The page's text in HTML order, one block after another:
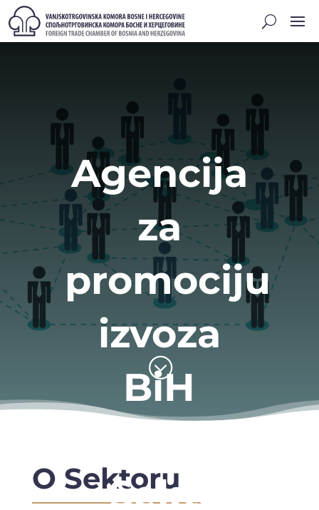
Agencija
za
promociju
izvoza
BiH
– Sektor
;
O Sektoru